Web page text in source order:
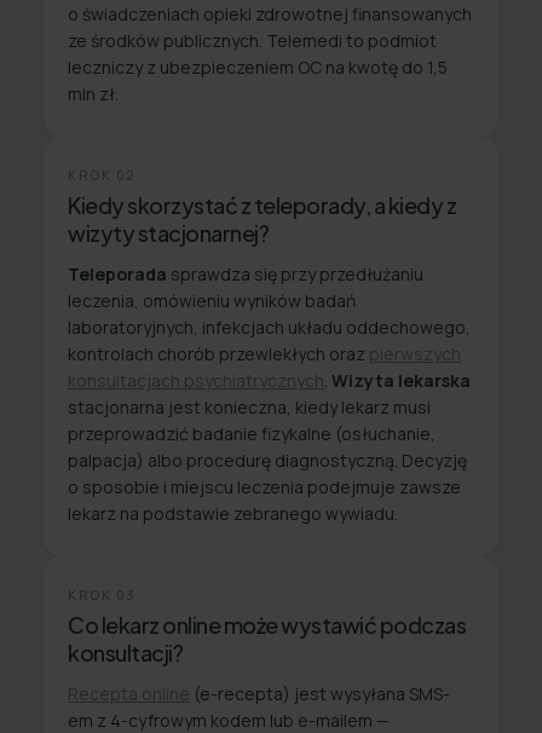
o świadczeniach opieki zdrowotnej finansowanych
ze środków publicznych. Telemedi to podmiot
leczniczy z ubezpieczeniem OC na kwotę do 1,5
mln zł.
KROK 02
Kiedy skorzystać z teleporady, a kiedy z
wizyty stacjonarnej?
Teleporada sprawdza się przy przedłużaniu
leczenia, omówieniu wyników badań
laboratoryjnych, infekcjach układu oddechowego,
kontrolach chorób przewlekłych oraz pierwszych
konsultacjach psychiatrycznych Wizyta lekarska
stacjonarna jest konieczna, kiedy lekarz musi
przeprowadzić badanie fizykalne (osłuchanie,
palpacja) albo procedurę diagnostyczną. Decyzję
o sposobie i miejscu leczenia podejmuje zawsze
lekarz na podstawie zebranego wywiadu.
KROK 03
Co lekarz online może wystawić podczas
konsultacji?
Recepta online (e-recepta) jest wysyłana SMS-
em z 4-cyfrowym kodem lub e-mailem —